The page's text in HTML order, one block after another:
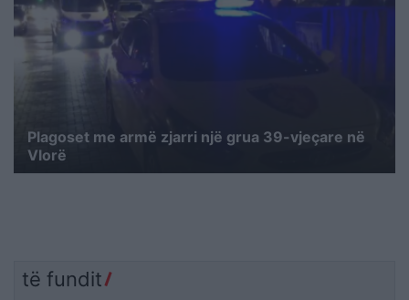
Plagoset me armë zjarri një grua 39-vjeçare në
Vlorë
të fundit